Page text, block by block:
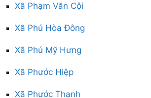
Xã Phạm Văn Cội
Xã Phú Hòa Đông
Xã Phú Mỹ Hưng
Xã Phước Hiệp
Xã Phước Thạnh